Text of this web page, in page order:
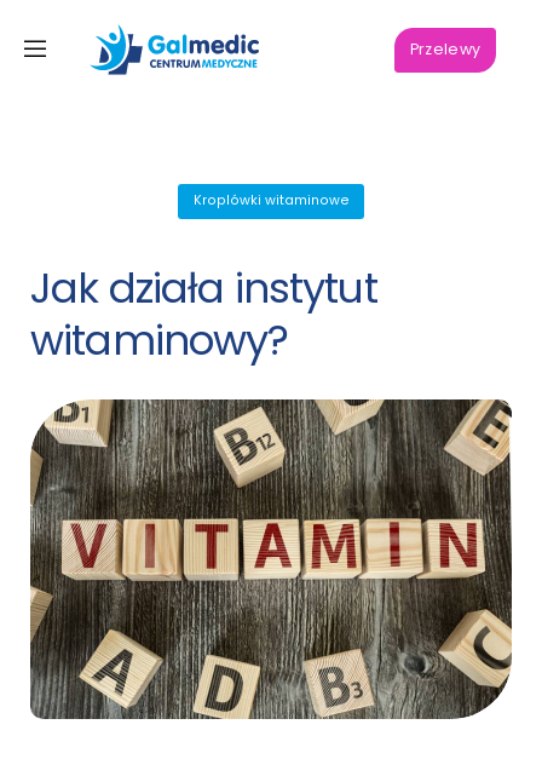
Przelewy
Kroplówki witaminowe
Jak działa instytut
witaminowy?